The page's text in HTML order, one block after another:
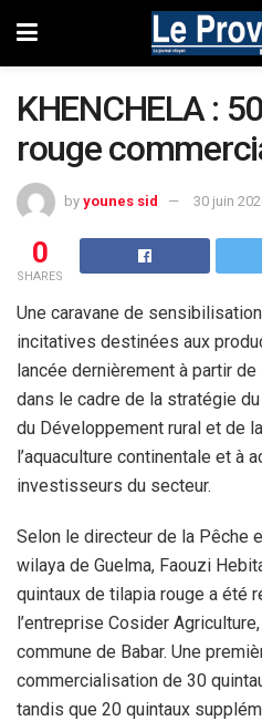
KHENCHELA :
rouge
by younes sid 30 juin
0
SHARES
Une caravane de
incitatives destinées aux
lancée dernièrement à partir
dans le cadre de la stratégie
du Développement rural et de
l’aquaculture continentale et à
investisseurs du secteur.
Selon le directeur de la Pêche
wilaya de Guelma, Faouzi
quintaux de tilapia rouge a été
l’entreprise Cosider
commune de Babar. Une
commercialisation de 30
tandis que 20 quintaux